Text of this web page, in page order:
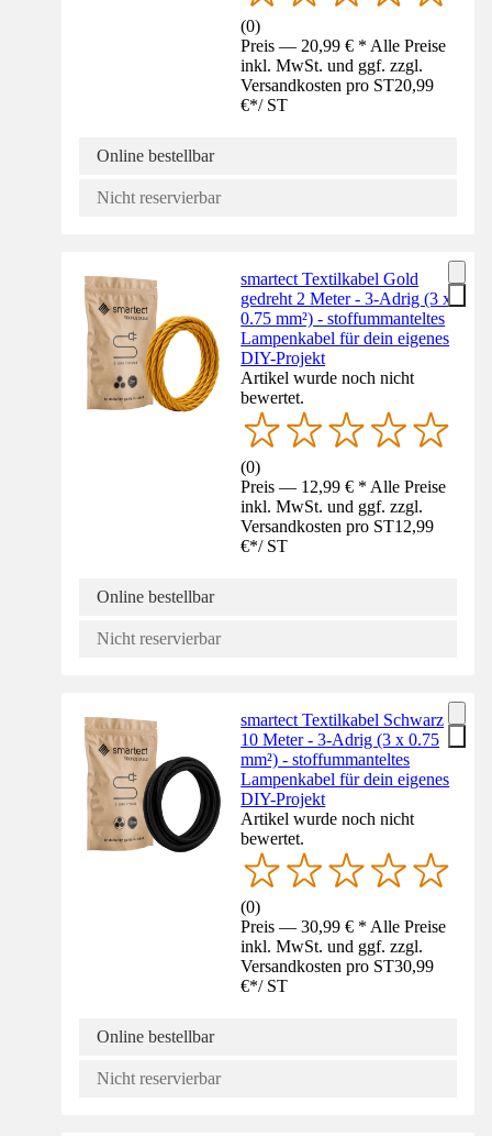
(0)
Preis — 20,99 € * Alle Preise
inkl. MwSt. und ggf. zzgl.
Versandkosten pro ST20,99
€*/ ST
Online bestellbar
Nicht reservierbar
smartect Textilkabel Gold
gedreht 2 Meter - 3-Adrig (3 x
0.75 mm²) - stoffummanteltes
Lampenkabel für dein eigenes
DIY-Projekt
Artikel wurde noch nicht
bewertet.
(0)
Preis — 12,99 € * Alle Preise
inkl. MwSt. und ggf. zzgl.
Versandkosten pro ST12,99
€*/ ST
Online bestellbar
Nicht reservierbar
smartect Textilkabel Schwarz
10 Meter - 3-Adrig (3 x 0.75
mm²) - stoffummanteltes
Lampenkabel für dein eigenes
DIY-Projekt
Artikel wurde noch nicht
bewertet.
(0)
Preis — 30,99 € * Alle Preise
inkl. MwSt. und ggf. zzgl.
Versandkosten pro ST30,99
€*/ ST
Online bestellbar
Nicht reservierbar